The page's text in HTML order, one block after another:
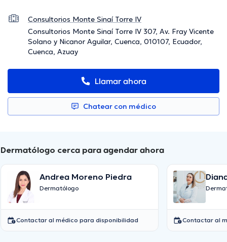
Consultorios Monte Sinaí Torre IV
Consultorios Monte Sinaí Torre IV 307, Av. Fray Vicente
Solano y Nicanor Aguilar, Cuenca, 010107, Ecuador,
Cuenca, Azuay
Llamar ahora
Chatear con médico
Dermatólogo cerca para agendar ahora
Andrea Moreno Piedra
Dermatólogo
Contactar al médico para disponibilidad Contactar al